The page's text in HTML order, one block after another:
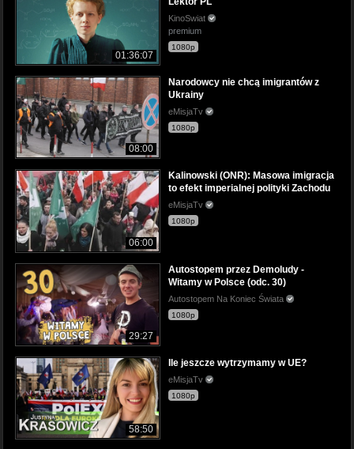
01:36:07
KinoSwiat
premium
1080p
08:00
Narodowcy nie chcą imigrantów z
Ukrainy
eMisjaTv
1080p
06:00
Kalinowski (ONR): Masowa imigracja
to efekt imperialnej polityki Zachodu
eMisjaTv
1080p
29:27
Autostopem przez Demoludy -
Witamy w Polsce (odc. 30)
Autostopem Na Koniec Świata
1080p
58:50
Ile jeszcze wytrzymamy w UE?
eMisjaTv
1080p